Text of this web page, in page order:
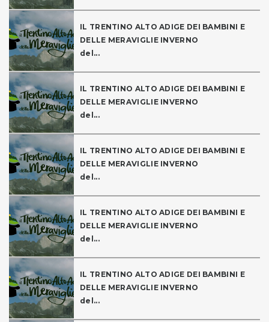
IL TRENTINO ALTO ADIGE DEI BAMBINI E
DELLE MERAVIGLIE INVERNO
del...
IL TRENTINO ALTO ADIGE DEI BAMBINI E
DELLE MERAVIGLIE INVERNO
del...
IL TRENTINO ALTO ADIGE DEI BAMBINI E
DELLE MERAVIGLIE INVERNO
del...
IL TRENTINO ALTO ADIGE DEI BAMBINI E
DELLE MERAVIGLIE INVERNO
del...
IL TRENTINO ALTO ADIGE DEI BAMBINI E
DELLE MERAVIGLIE INVERNO
del...